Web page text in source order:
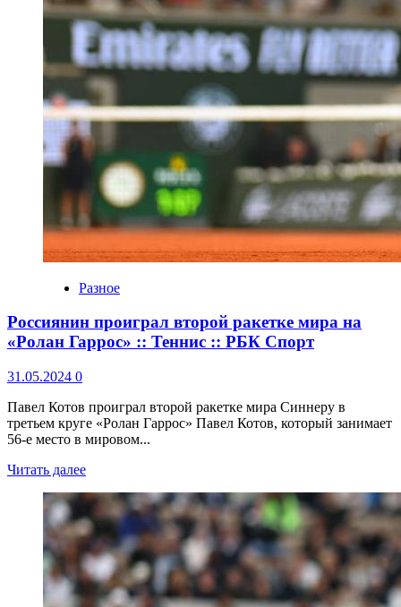
Разное
Россиянин проиграл второй ракетке мира на
«Ролан Гаррос» :: Теннис :: РБК Спорт
31.05.2024 0
Павел Котов проиграл второй ракетке мира Синнеру в
третьем круге «Ролан Гаррос» Павел Котов, который занимает
56-е место в мировом...
Читать далее